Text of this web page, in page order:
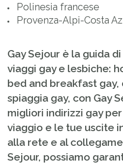
Polinesia francese
Provenza-Alpi-Costa
Gay Sejour è la guida
viaggi gay e lesbiche:
bed and breakfast gay,
spiaggia gay, con Gay
migliori indirizzi gay
viaggio e le tue uscite
alla rete e al
Sejour, possiamo